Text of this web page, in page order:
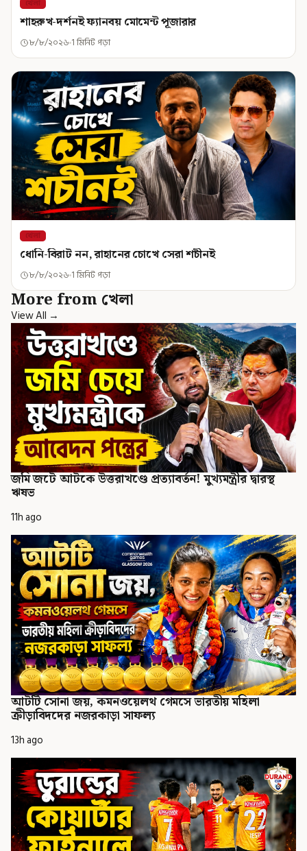
খেলা
শাহরুখ-দর্শনই ফ্যানবয় মোমেন্ট পূজারার
৮/৮/২০২৬ 1 মিনিট পড়া
খেলা
ধোনি-বিরাট নন, রাহানের চোখে সেরা শচীনই
৮/৮/২০২৬ 1 মিনিট পড়া
More from খেলা
View All →
জমি জটে আটকে উত্তরাখণ্ডে প্রত্যাবর্তন! মুখ্যমন্ত্রীর দ্বারস্থ
ঋষভ
11h ago
আটটি সোনা জয়, কমনওয়েলথ গেমসে ভারতীয় মহিলা
ক্রীড়াবিদদের নজরকাড়া সাফল্য
13h ago